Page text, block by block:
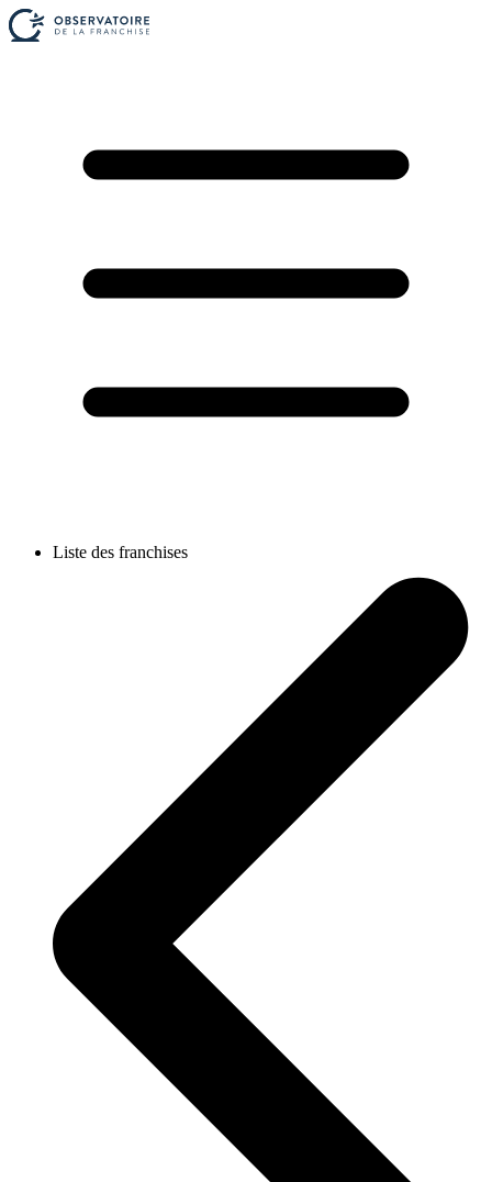
Liste des franchises